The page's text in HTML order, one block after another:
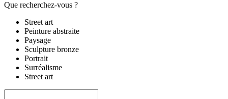
Que recherchez-vous ?
Street art
Peinture abstraite
Paysage
Sculpture bronze
Portrait
Surréalisme
Street art